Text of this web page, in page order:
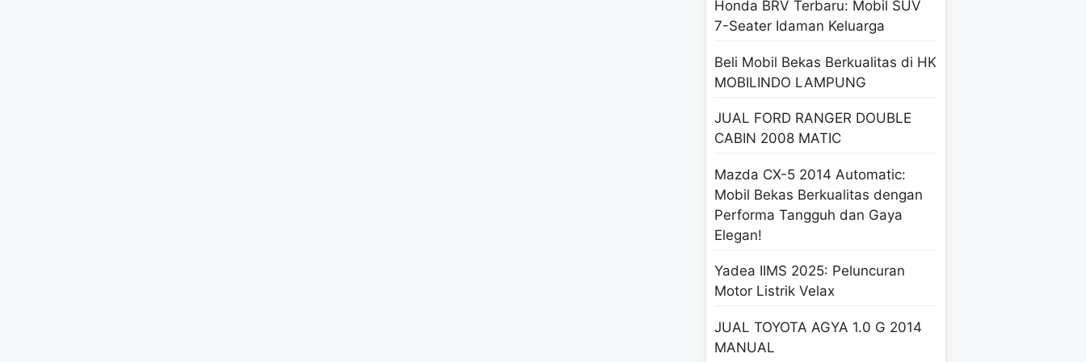
Honda BRV Terbaru: Mobil SUV
7-Seater Idaman Keluarga
Beli Mobil Bekas Berkualitas di HK
MOBILINDO LAMPUNG
JUAL FORD RANGER DOUBLE
CABIN 2008 MATIC
Mazda CX-5 2014 Automatic:
Mobil Bekas Berkualitas dengan
Performa Tangguh dan Gaya
Elegan!
Yadea IIMS 2025: Peluncuran
Motor Listrik Velax
JUAL TOYOTA AGYA 1.0 G 2014
MANUAL